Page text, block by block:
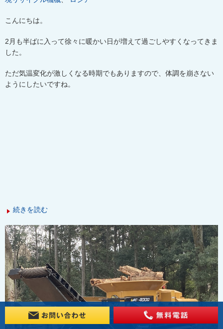
こんにちは。
2 月も半ばに入って徐々に暖かい日が増えて過ごしやすくなってきま
した。
ただ気温変化が激しくなる時期でもありますので、体調を崩さない
ようにしたいですね。
続きを読む